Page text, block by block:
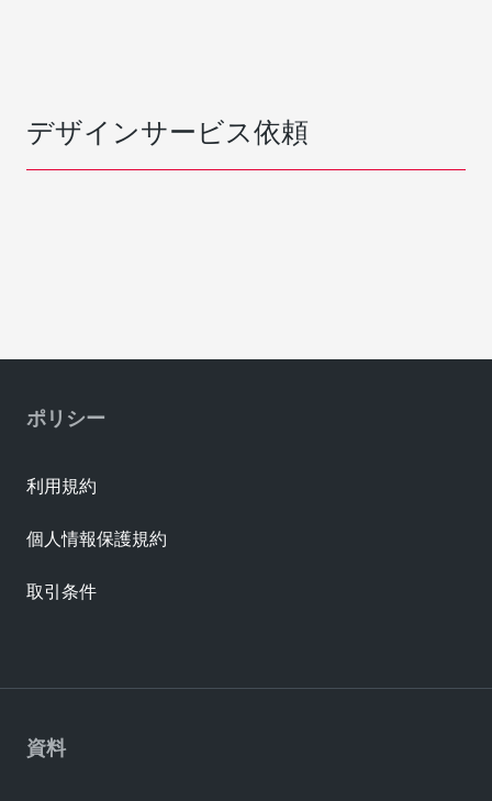
デザインサービス依頼
資料
ポリシー
利用規約
個人情報保護規約
取引条件